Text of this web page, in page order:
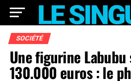
SOCIÉTÉ
Une figurine Labubu
130.000 euros : le